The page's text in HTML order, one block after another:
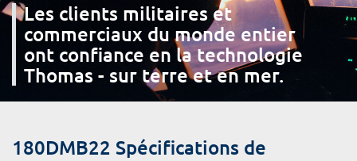
Les clients militaires et
commerciaux du monde entier
ont confiance en la technologie
Thomas - sur terre et en mer.
180DMB22 Spécifications de